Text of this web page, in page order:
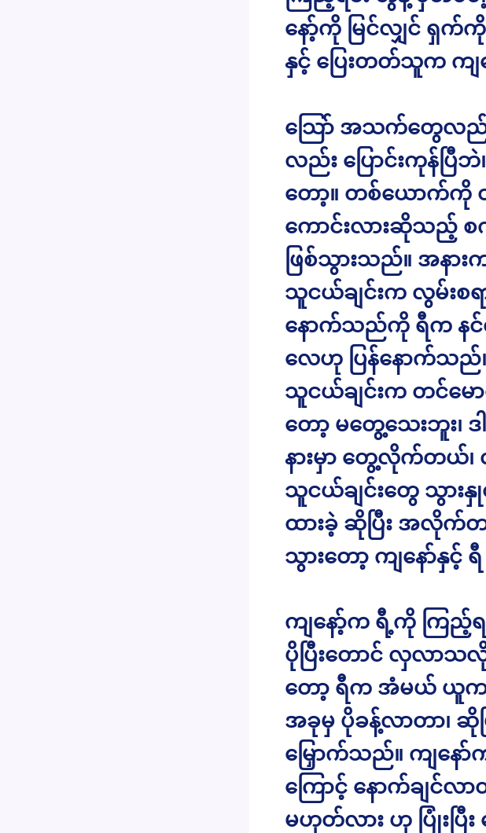
နော့်ကို မြင်လျှင် ရှက်ကို
နှင့် ပြေးတတ်သူက ကျ
သြော် အသက်တွေလည်
လည်း ပြောင်းကုန်ပ
တော့။ တစ်ယောက်ကို
ကောင်းလားဆိုသည့်
ဖြစ်သွားသည်။ အနာ
သူငယ်ချင်းက လွမ်းစရ
နောက်သည်ကို ရီက န
လေဟု ပြန်နောက်သည်
သူငယ်ချင်းက တင်မော
တော့ မတွေ့သေးဘူး၊
နားမှာ တွေ့လိုက်တယ်၊
သူငယ်ချင်းတွေ သွာ
ထားခဲ့ ဆိုပြီး အလိုက်
သွားတော့ ကျနော်နှ
ကျနော့်က ရီ့ကို ကြည့်ရ
ပိုပြီးတောင် လှလာသလို
တော့ ရီက အံမယ် ယူကလ
အခုမှ ပိုခန့်လာတာ၊ ဆိုပ
မြှောက်သည်။ ကျန
ကြောင့် နောက်ချင်လာ
မဟုတ်လား ဟု ပြုံးပြီး